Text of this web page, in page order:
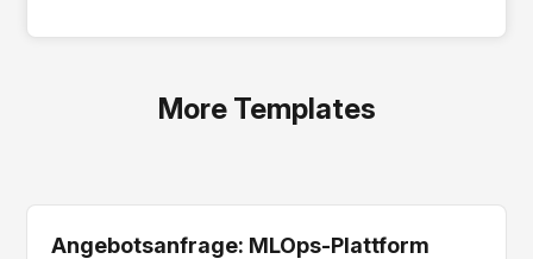
More Templates
Angebotsanfrage: MLOps-Plattform